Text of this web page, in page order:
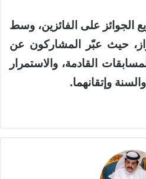
الجوائز على الفائزين، وسط
حيث عبّر المشاركون عن
القادمة، والاستمرار
وإتقانهما.